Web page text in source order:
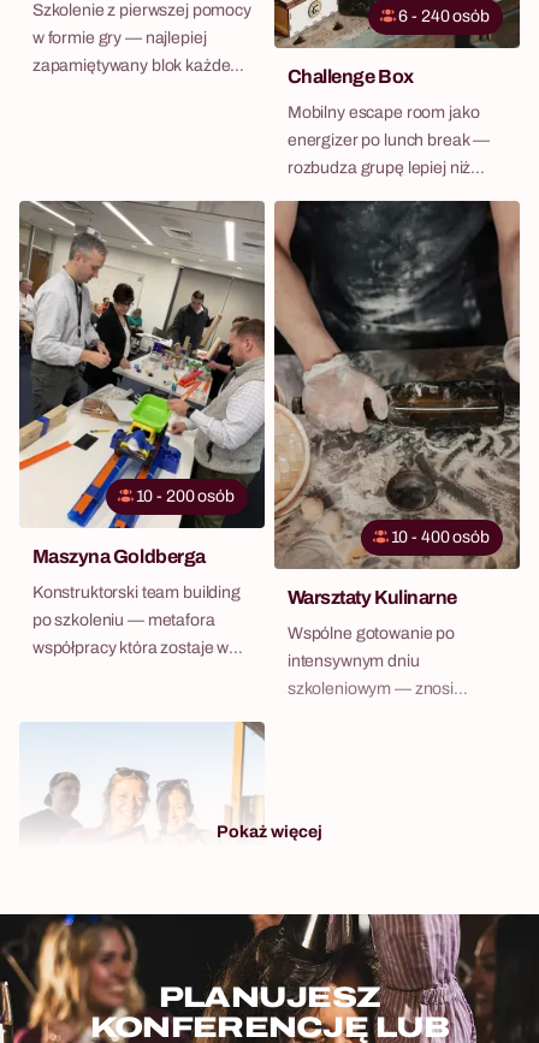
Szkolenie z pierwszej pomocy
w formie gry — najlepiej
zapamiętywany blok każdego
6 - 240 osób
Challenge Box
Mobilny escape room jako
energizer po lunch break —
rozbudza grupę lepiej niż
10 - 200 osób
Maszyna Goldberga
Konstruktorski team building
po szkoleniu — metafora
współpracy która zostaje w
10 - 400 osób
Warsztaty Kulinarne
Wspólne gotowanie po
intensywnym dniu
szkoleniowym — znosi
8 - 120 osób
Pokaż więcej
PLANUJESZ
KONFERENCJĘ LUB